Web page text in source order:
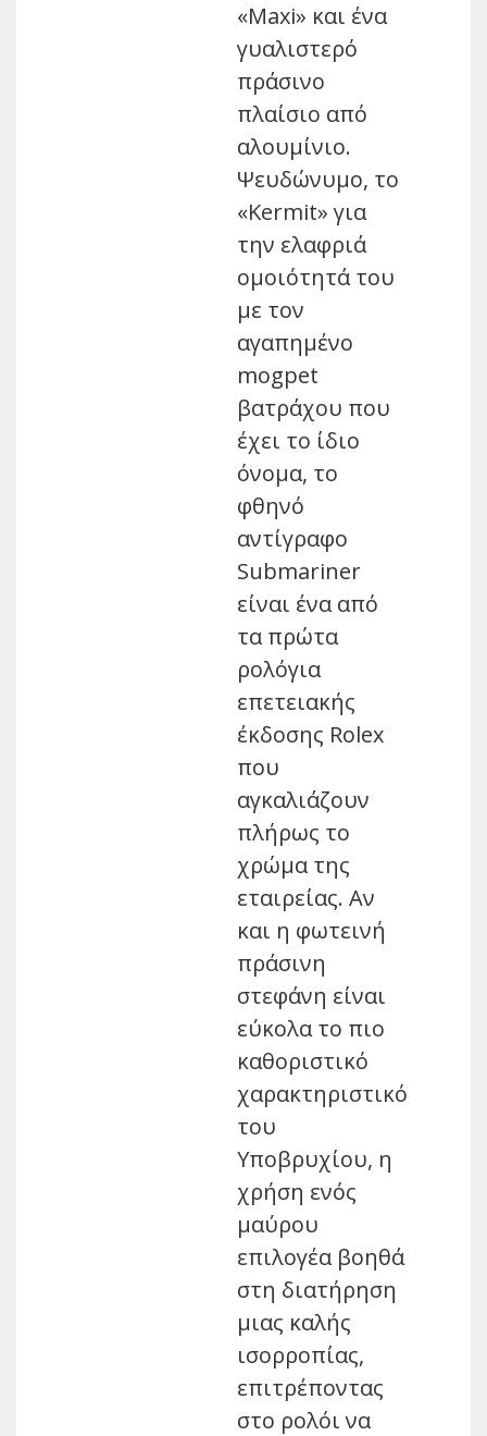
«Maxi» και ένα
γυαλιστερό
πράσινο
πλαίσιο από
αλουμίνιο.
Ψευδώνυμο, το
«Kermit» για
την ελαφριά
ομοιότητά του
με τον
αγαπημένο
mogpet
βατράχου που
έχει το ίδιο
όνομα, το
φθηνό
αντίγραφο
Submariner
είναι ένα από
τα πρώτα
ρολόγια
επετειακής
έκδοσης Rolex
που
αγκαλιάζουν
πλήρως το
χρώμα της
εταιρείας. Αν
και η φωτεινή
πράσινη
στεφάνη είναι
εύκολα το πιο
καθοριστικό
χαρακτηριστικό
του
Υποβρυχίου, η
χρήση ενός
μαύρου
επιλογέα βοηθά
στη διατήρηση
μιας καλής
ισορροπίας,
επιτρέποντας
στο ρολόι να